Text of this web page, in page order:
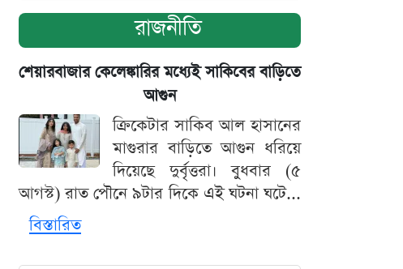
রাজনীতি
শেয়ারবাজার কেলেঙ্কারির মধ্যেই সাকিবের বাড়িতে
আগুন
ক্রিকেটার সাকিব আল হাসানের
মাগুরার বাড়িতে আগুন ধরিয়ে
দিয়েছে দুর্বৃত্তরা। বুধবার (৫
আগস্ট) রাত পৌনে ৯টার দিকে এই ঘটনা ঘটে...
বিস্তারিত